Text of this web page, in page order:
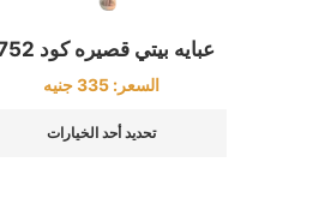
عبايه بيتي قصيره كود 1752
السعر:335 جنيه
تحديد أحد الخيارات